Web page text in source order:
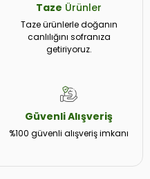
Taze Ürünler
Taze ürünlerle doğanın
canlılığını sofranıza
getiriyoruz.
GüvenliAlışveriş
%100 güvenli alışveriş imkanı